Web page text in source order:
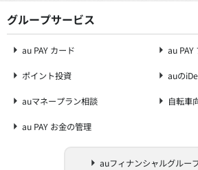
グループサービス
au PAY カード au PAY
ポイント投資 auの
auマネープラン相談 自転車
au PAY お金の管理
auフィナンシャルグルー